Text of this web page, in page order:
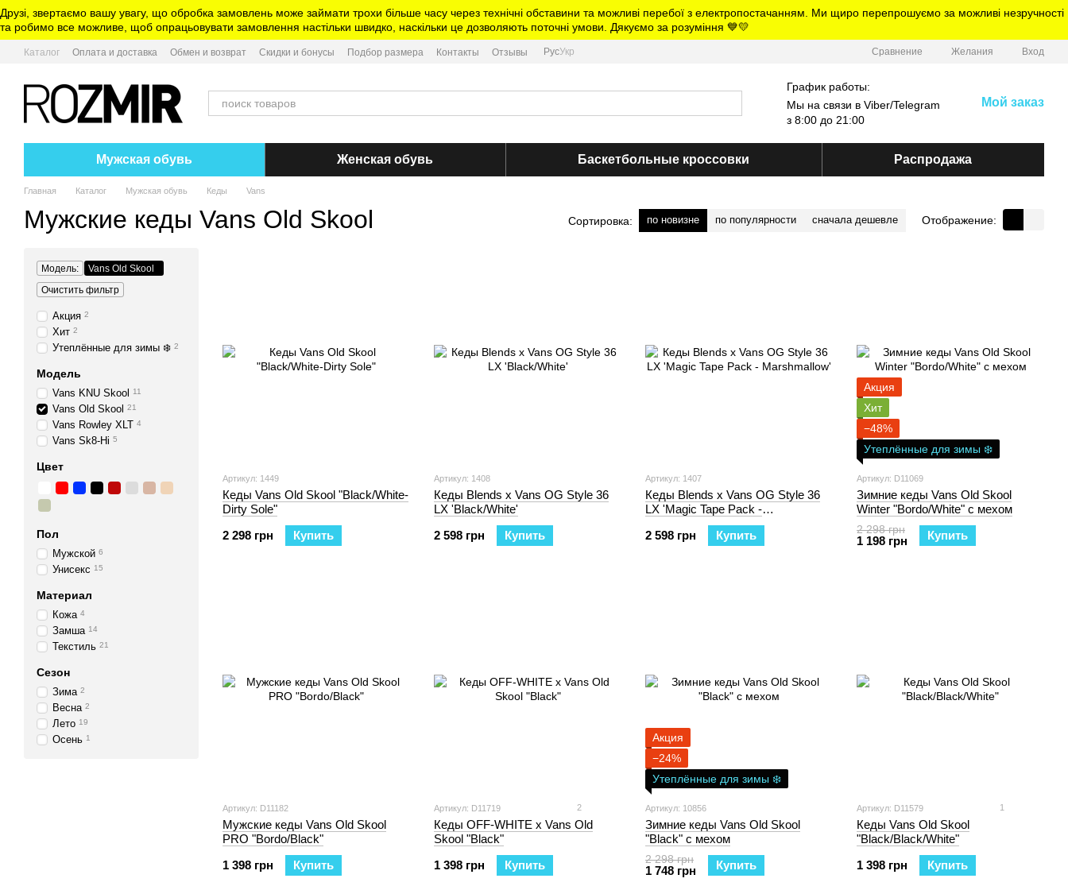
Перейти к основному контенту
Друзі, звертаємо вашу увагу, що обробка замовлень може займати трохи більше часу через технічні обставини та можливі перебої з електропостачанням. Ми щиро перепрошуємо за можливі незручності
та робимо все можливе, щоб опрацьовувати замовлення настільки швидко, наскільки це дозволяють поточні умови. Дякуємо за розуміння 💙💛
Каталог Оплата и доставка Обмен и возврат Скидки и бонусы Подбор размера Контакты Отзывы РусУкр Сравнение Желания Вход
График работы:
Мы на связи в Viber/Telegram
з 8:00 до 21:00
Мой заказ
Мужская обувь Женская обувь Баскетбольные кроссовки Распродажа
Главная Каталог Мужская обувь Кеды Vans
Мужские кеды Vans Old Skool Сортировка: по новизне по популярности сначала дешевле Отображение:
Артикул: 1449
Кеды Vans Old Skool "Black/White-
Dirty Sole"
2 298 грн
Купить
Артикул: 1408
Кеды Blends x Vans OG Style 36
LX 'Black/White'
2 598 грн
Купить
Артикул: 1407
Кеды Blends x Vans OG Style 36
LX 'Magic Tape Pack -
Marshmallow'
2 598 грн
Купить
Акция
Хит
−48%
Утеплённые для зимы ❄️
Артикул: D11069
Зимние кеды Vans Old Skool
Winter "Bordo/White" с мехом
2 298 грн
1 198 грн Купить
Артикул: D11182
Мужские кеды Vans Old Skool
PRO "Bordo/Black"
1 398 грн
Купить
Артикул: D11719 2
Кеды OFF-WHITE x Vans Old
Skool "Black"
1 398 грн
Купить
Акция
−24%
Утеплённые для зимы ❄️
Артикул: 10856
Зимние кеды Vans Old Skool
"Black" с мехом
2 298 грн
1 748 грн Купить
Артикул: D11579 1
Кеды Vans Old Skool
"Black/Black/White"
1 398 грн
Купить
Модель:
Vans Old Skool
Очистить фильтр
Акция 2
Хит 2
Утеплённые для зимы ❄️ 2
Модель
Vans KNU Skool 11
Vans Old Skool 21
Vans Rowley XLT 4
Vans Sk8-Hi 5
Цвет
Пол
Мужской 6
Унисекс 15
Материал
Кожа 4
Замша 14
Текстиль 21
Сезон
Зима 2
Весна 2
Лето 19
Осень 1